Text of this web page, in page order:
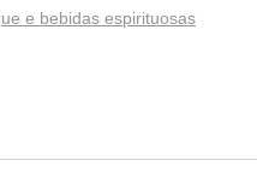
e bebidas espirituosas